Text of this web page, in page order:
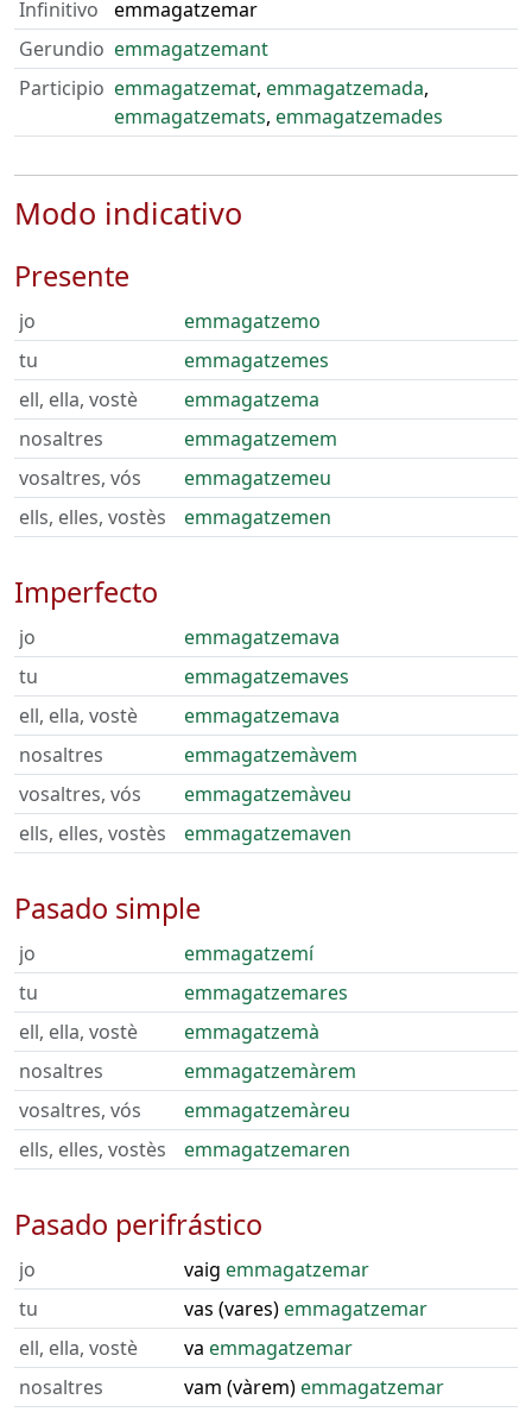
Infinitivo
emmagatzemar
Gerundio emmagatzemant
Participio emmagatzemat, emmagatzemada,
emmagatzemats, emmagatzemades
Modo indicativo
Presente
jo
emmagatzemo
tu
emmagatzemes
ell, ella, vostè
emmagatzema
nosaltres
emmagatzemem
vosaltres, vós
emmagatzemeu
ells, elles, vostès
emmagatzemen
Imperfecto
jo
emmagatzemava
tu
emmagatzemaves
ell, ella, vostè
emmagatzemava
nosaltres
emmagatzemàvem
vosaltres, vós
emmagatzemàveu
ells, elles, vostès
emmagatzemaven
Pasado simple
jo
emmagatzemí
tu
emmagatzemares
ell, ella, vostè
emmagatzemà
nosaltres
emmagatzemàrem
vosaltres, vós
emmagatzemàreu
ells, elles, vostès
emmagatzemaren
Pasado perifrástico
jo vaig emmagatzemar
tu
vas (vares)emmagatzemar
ell, ella, vostè
va emmagatzemar
nosaltres
vam (vàrem)emmagatzemar